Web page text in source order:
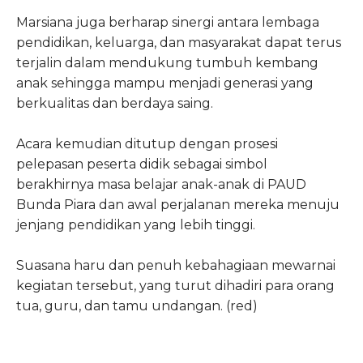
Marsiana juga berharap sinergi antara lembaga
pendidikan, keluarga, dan masyarakat dapat terus
terjalin dalam mendukung tumbuh kembang
anak sehingga mampu menjadi generasi yang
berkualitas dan berdaya saing.
Acara kemudian ditutup dengan prosesi
pelepasan peserta didik sebagai simbol
berakhirnya masa belajar anak-anak di PAUD
Bunda Piara dan awal perjalanan mereka menuju
jenjang pendidikan yang lebih tinggi.
Suasana haru dan penuh kebahagiaan mewarnai
kegiatan tersebut, yang turut dihadiri para orang
tua, guru, dan tamu undangan. (red)